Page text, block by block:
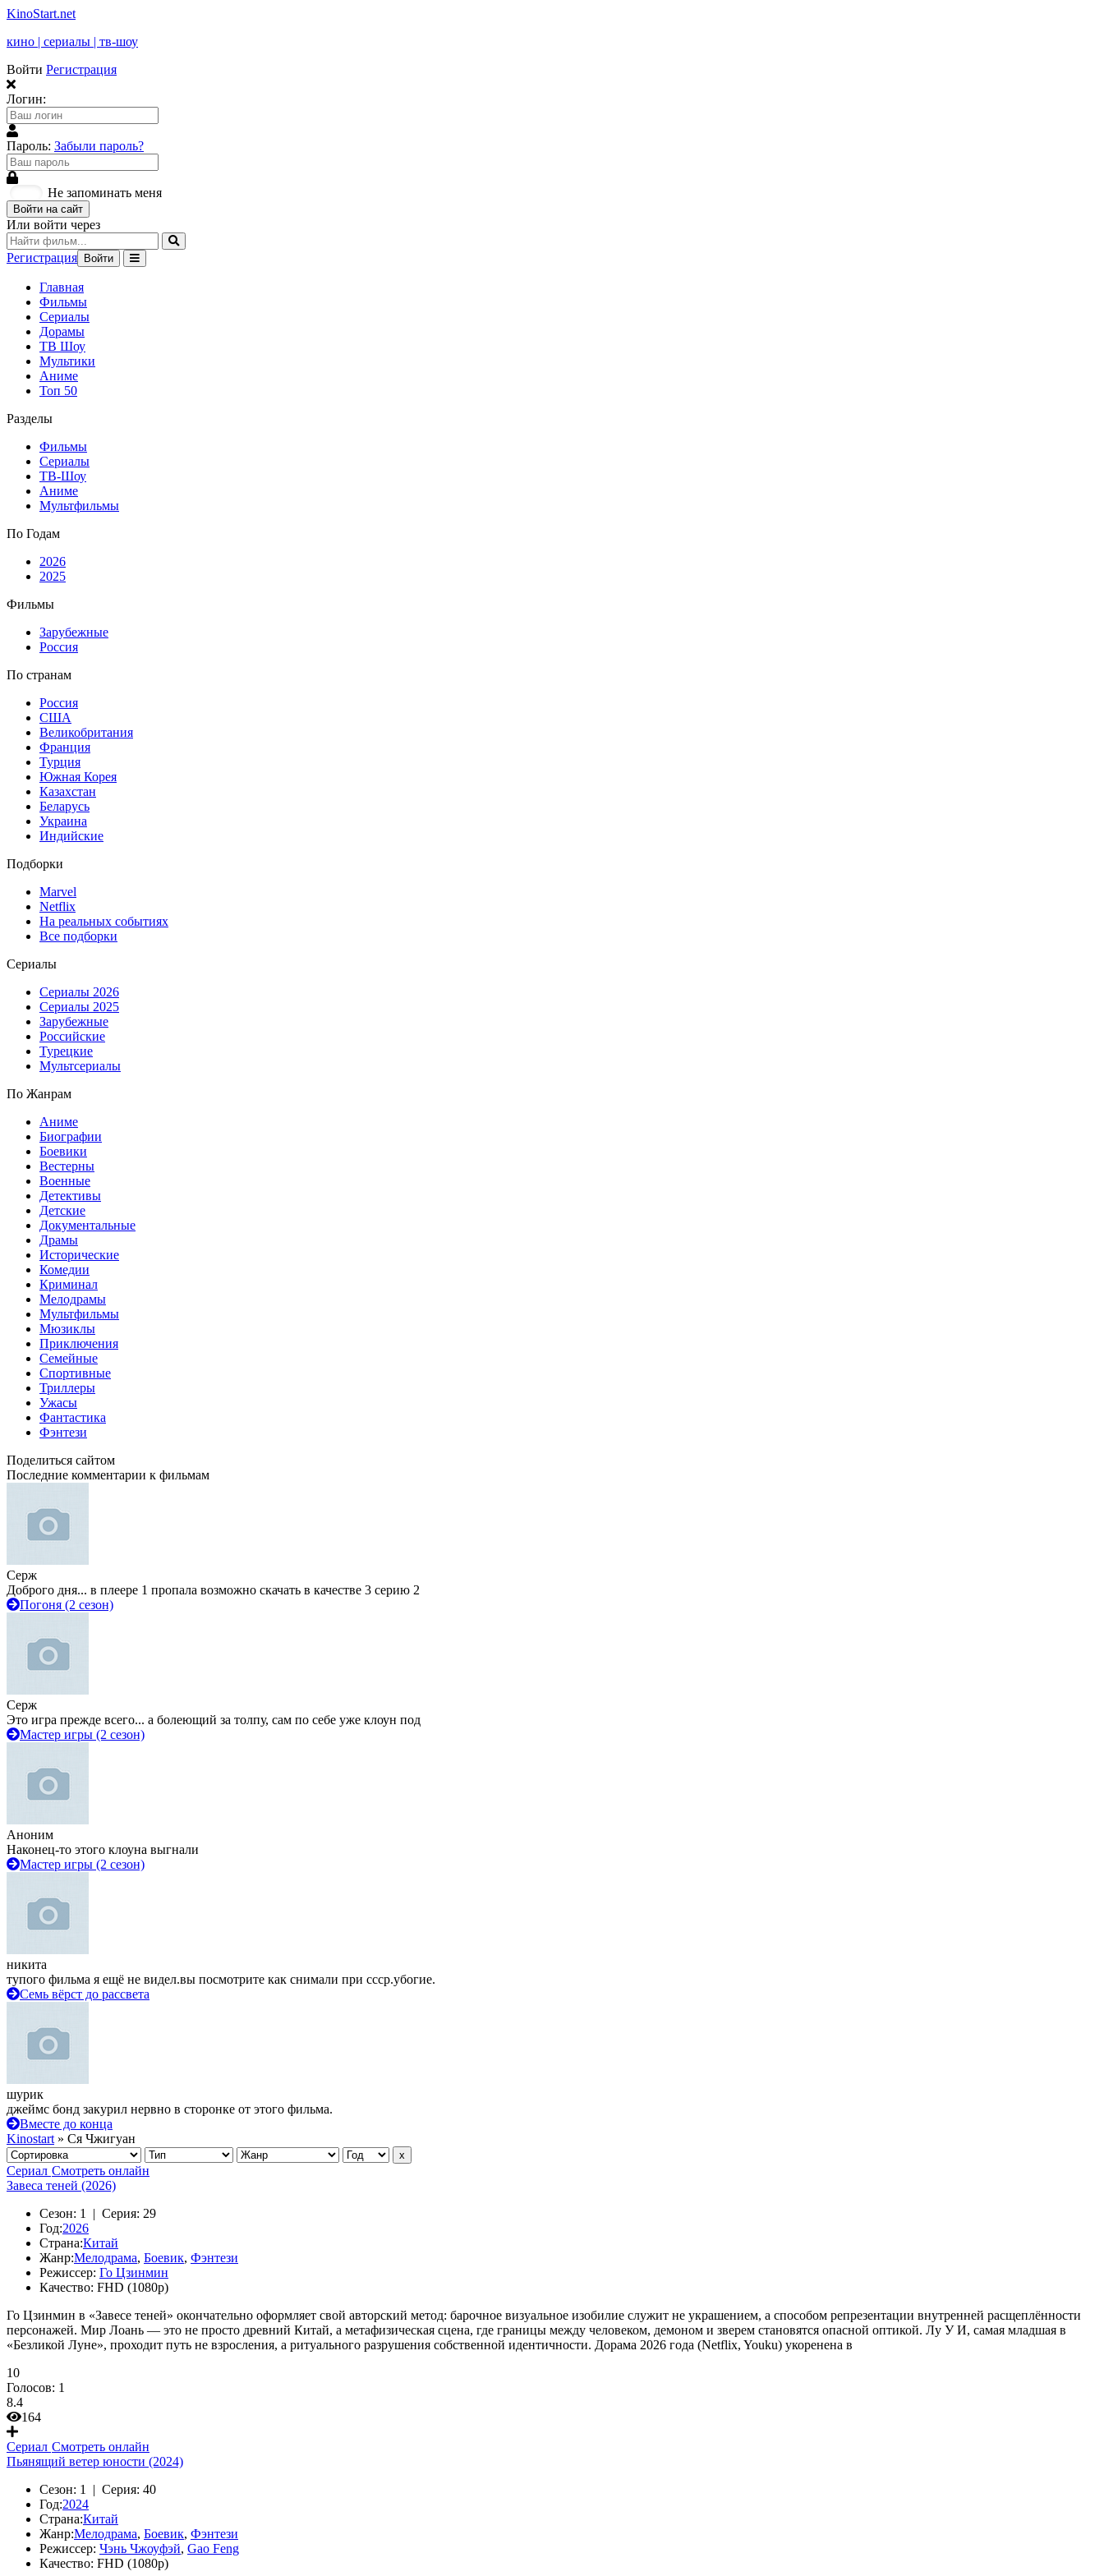
KinoStart.net
кино | сериалы | тв-шоу
Войти Регистрация
Логин:
Пароль: Забыли пароль?
Не запоминать меня
Войти на сайт
Или войти через
Регистрация Войти
Главная
Фильмы
Сериалы
Дорамы
ТВ Шоу
Мультики
Аниме
Топ 50
Разделы
Фильмы
Сериалы
ТВ-Шоу
Аниме
Мультфильмы
По Годам
2026
2025
Фильмы
Зарубежные
Россия
По странам
Россия
США
Великобритания
Франция
Турция
Южная Корея
Казахстан
Беларусь
Украина
Индийские
Подборки
Marvel
Netflix
На реальных событиях
Все подборки
Сериалы
Сериалы 2026
Сериалы 2025
Зарубежные
Российские
Турецкие
Мультсериалы
По Жанрам
Аниме
Биографии
Боевики
Вестерны
Военные
Детективы
Детские
Документальные
Драмы
Исторические
Комедии
Криминал
Мелодрамы
Мультфильмы
Мюзиклы
Приключения
Семейные
Спортивные
Триллеры
Ужасы
Фантастика
Фэнтези
Поделиться сайтом
Последние комментарии к фильмам
Серж
Доброго дня... в плеере 1 пропала возможно скачать в качестве 3 серию 2
Погоня (2 сезон)
Серж
Это игра прежде всего... а болеющий за толпу, сам по себе уже клоун под
Мастер игры (2 сезон)
Аноним
Наконец-то этого клоуна выгнали
Мастер игры (2 сезон)
никита
тупого фильма я ещё не видел.вы посмотрите как снимали при ссср.убогие.
Семь вёрст до рассвета
шурик
джеймс бонд закурил нервно в сторонке от этого фильма.
Вместе до конца
Kinostart » Ся Чжигуан
Сериал Смотреть онлайн
Завеса теней (2026)
Сезон: 1 | Серия: 29
Год:2026
Страна:Китай
Жанр:Мелодрама, Боевик, Фэнтези
Режиссер: Го Цзинмин
Качество: FHD (1080p)
Го Цзинмин в «Завесе теней» окончательно оформляет свой авторский метод: барочное визуальное изобилие служит не украшением, а способом репрезентации внутренней расщеплённости
персонажей. Мир Лоань — это не просто древний Китай, а метафизическая сцена, где границы между человеком, демоном и зверем становятся опасной оптикой. Лу У И, самая младшая в
«Безликой Луне», проходит путь не взросления, а ритуального разрушения собственной идентичности. Дорама 2026 года (Netflix, Youku) укоренена в
10
Голосов: 1
8.4
164
Сериал Смотреть онлайн
Пьянящий ветер юности (2024)
Сезон: 1 | Серия: 40
Год:2024
Страна:Китай
Жанр:Мелодрама, Боевик, Фэнтези
Режиссер: Чэнь Чжоуфэй, Gao Feng
Качество: FHD (1080p)